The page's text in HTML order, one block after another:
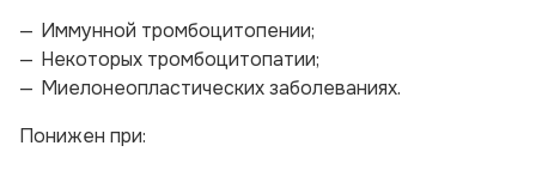
Иммунной тромбоцитопении;
Некоторых тромбоцитопатии;
Миелонеопластических заболеваниях.
Понижен при: